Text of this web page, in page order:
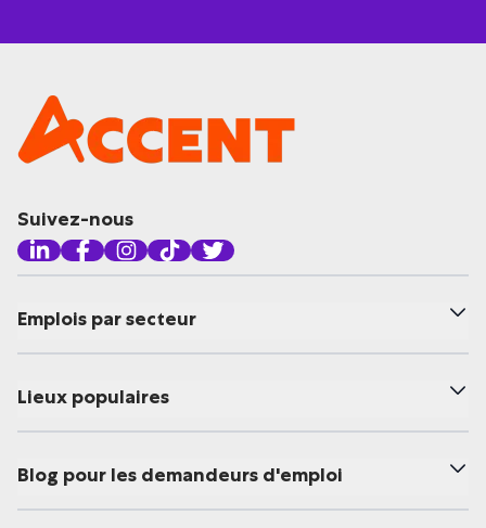
Suivez-nous
Emplois par secteur
Lieux populaires
Blog pour les demandeurs d'emploi